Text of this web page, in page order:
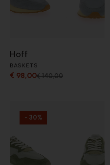
Hoff
BASKETS
€ 98,00€ 140,00
- 30%